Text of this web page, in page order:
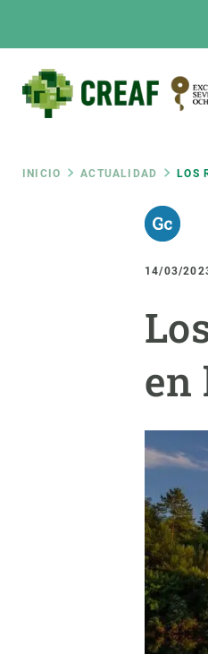
Ruta
INICIO ACTUALIDAD LOS
14/03/
en
Featured
menu
SOBRE NOSOTROS
Organización institucional
Equidad, Diversidad e
Ciencia abierta y
Documentación
NOTICIAS Y AGENDA
Eventos anteriores